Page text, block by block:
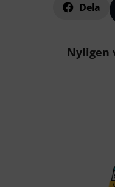
Dela
Nyligen